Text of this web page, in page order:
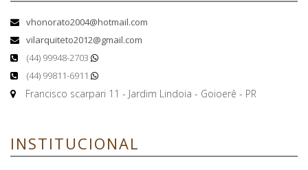
vhonorato2004@hotmail.com
vilarquiteto2012@gmail.com
(44) 99948-2703
(44) 99811-6911
Francisco scarpari 11 - Jardim Lindoia - Goioerê - PR
INSTITUCIONAL